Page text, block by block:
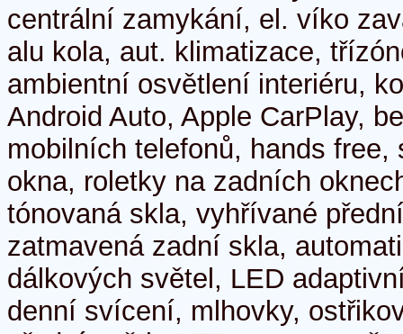
centrální zamykání, el. víko
alu kola, aut. klimatizace,
ambientní osvětlení interiéru,
Android Auto, Apple CarPlay,
mobilních telefonů, hands
okna, roletky na zadních
tónovaná skla, vyhřívané
zatmavená zadní skla,
dálkových světel, LED
denní svícení, mlhovky,